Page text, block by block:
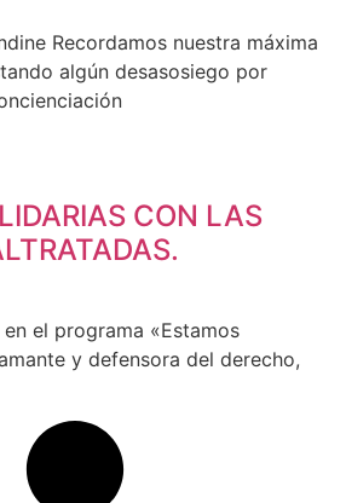
Recordamos nuestra máxima
algún desasosiego por
CON LAS
el programa «Estamos
y defensora del derecho,